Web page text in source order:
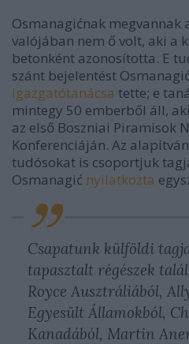
Osmanagićnak megvannak
valójában nem ő volt, aki a
betonként azonosította. E
szánt bejelentést
igazgatótanácsa tette; e
mintegy 50 emberből áll,
az első Boszniai Piramisok
Konferenciáján. Az
tudósokat is csoportjuk
Osmanagić nyilatkozta
Csapatunk külföldi
tapasztalt régészek
Royce Ausztráliából,
Egyesült Államokból,
Kanadából, Martin